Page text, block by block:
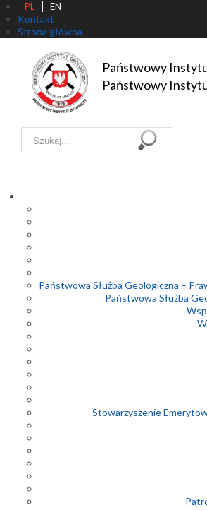
PL EN
Kontakt
Strona główna
Państwowy
Państwowy
Szukaj...
Państwowa Służba Geologiczna –
Państwowa Służba
Stowarzyszenie